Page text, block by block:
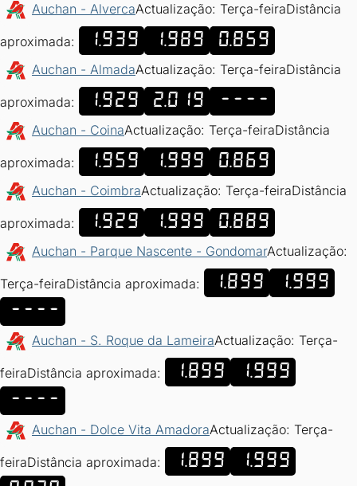
Auchan - AlvercaActualização: Terça-feiraDistância
aproximada: 1.939 1.989 0.859
Auchan - AlmadaActualização: Terça-feiraDistância
aproximada: 1.929 2.019 ----
Auchan - CoinaActualização: Terça-feiraDistância
aproximada: 1.959 1.999 0.869
Auchan - CoimbraActualização: Terça-feiraDistância
aproximada: 1.929 1.999 0.889
Auchan - Parque Nascente - GondomarActualização:
Terça-feiraDistância aproximada: 1.899
1.999
----
Auchan - S. Roque da LameiraActualização: Terça-
feiraDistância aproximada: 1.899
1.999
----
Auchan - Dolce Vita AmadoraActualização: Terça-
feiraDistância aproximada: 1.899
1.999